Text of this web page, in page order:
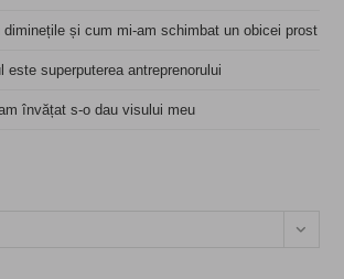
și cum mi-am schimbat un obicei prost
este superputerea antreprenorului
învățat s-o dau visului meu